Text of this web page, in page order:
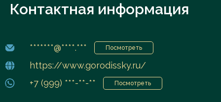
Контактная информация
*******@****.*** Посмотреть
https://www.gorodissky.ru/
+7 (999) ***-**-**
Посмотреть